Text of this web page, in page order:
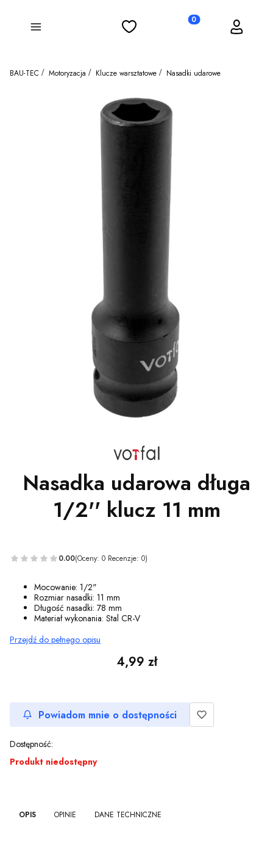
Menu Ulubione Produkty w koszyku:
Koszyk Zaloguj się
BAU-TEC Motoryzacja Klucze warsztatowe Nasadki udarowe
Nasadka udarowa długa
1/2'' klucz 11 mm
0.00(Oceny: 0 Recenzje: 0)
Mocowanie: 1/2"
Rozmiar nasadki: 11 mm
Długość nasadki: 78 mm
Materiał wykonania: Stal CR-V
Przejdź do pełnego opisu
Cena
4,99 zł
Powiadom mnie o dostępności
Dostępność:
Produkt niedostępny
OPIS OPINIE DANE TECHNICZNE